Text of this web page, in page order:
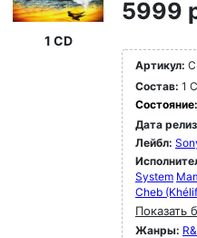
1 CD
5999
Артикул:
Состав: 1
Состояние:
Дата
Лейбл:
System
Cheb
Показать
Жанры: